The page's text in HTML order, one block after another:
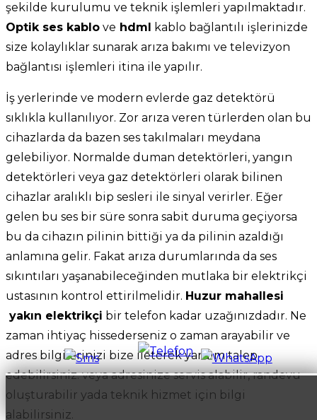
şekilde kurulumu ve teknik işlemleri yapılmaktadır.
Optik ses kablo ve hdml kablo bağlantılı işlerinizde
size kolaylıklar sunarak arıza bakımı ve televizyon
bağlantısı işlemleri itina ile yapılır.
İş yerlerinde ve modern evlerde gaz detektörü
sıklıkla kullanılıyor. Zor arıza veren türlerden olan bu
cihazlarda da bazen ses takılmaları meydana
gelebiliyor. Normalde duman detektörleri, yangın
detektörleri veya gaz detektörleri olarak bilinen
cihazlar aralıklı bip sesleri ile sinyal verirler. Eğer
gelen bu ses bir süre sonra sabit duruma geçiyorsa
bu da cihazın pilinin bittiği ya da pilinin azaldığı
anlamına gelir. Fakat arıza durumlarında da ses
sıkıntıları yaşanabileceğinden mutlaka bir elektrikçi
ustasının kontrol ettirilmelidir. Huzur mahallesi
yakın elektrikçi bir telefon kadar uzağınızdadır. Ne
zaman ihtiyaç hissederseniz o zaman arayabilir ve
adres bilgilerinizi bize ileterek yardım talep
edebilirsiniz. veya adresinize servis alabilir, randevu
oluşturabilir yada teknik hizmet için bilgi
alabilirsiniz.